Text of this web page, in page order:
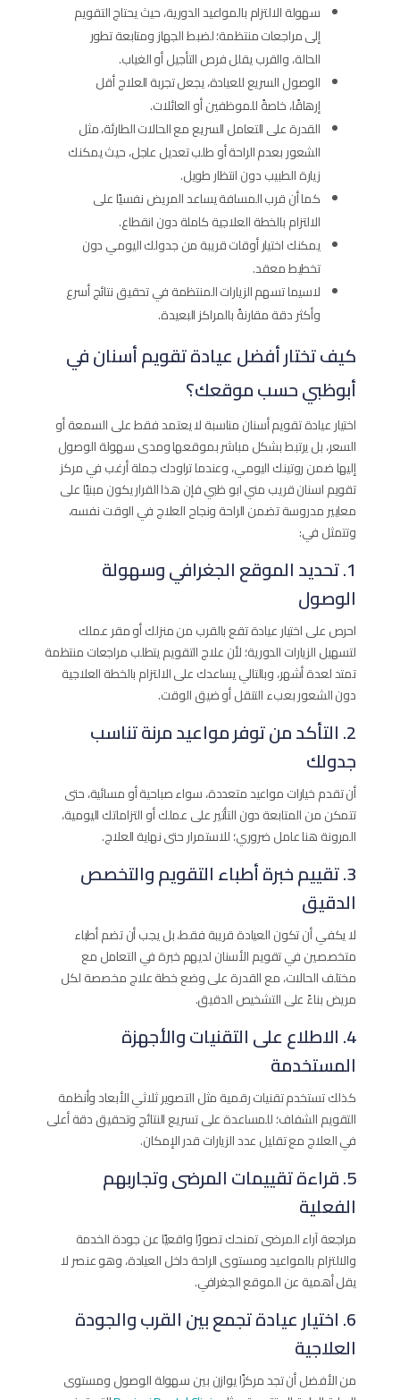
سهولة الالتزام بالمواعيد الدورية، حيث يحتاج التقويم
إلى مراجعات منتظمة؛ لضبط الجهاز ومتابعة تطور
الحالة، والقرب يقلل فرص التأجيل أو الغياب.
الوصول السريع للعيادة، يجعل تجربة العلاج أقل
إرهاقًا، خاصةً للموظفين أو العائلات.
القدرة على التعامل السريع مع الحالات الطارئة، مثل
الشعور بعدم الراحة أو طلب تعديل عاجل، حيث يمكنك
زيارة الطبيب دون انتظار طويل.
كما أن قرب المسافة يساعد المريض نفسيًا على
الالتزام بالخطة العلاجية كاملة دون انقطاع.
يمكنك اختيار أوقات قريبة من جدولك اليومي دون
تخطيط معقد.
لاسيما تسهم الزيارات المنتظمة في تحقيق نتائج أسرع
وأكثر دقة مقارنةً بالمراكز البعيدة.
كيف تختار أفضل عيادة تقويم أسنان في
أبوظبي حسب موقعك؟
اختيار عيادة تقويم أسنان مناسبة لا يعتمد فقط على السمعة أو
السعر، بل يرتبط بشكل مباشر بموقعها ومدى سهولة الوصول
إليها ضمن روتينك اليومي، وعندما تراودك جملة أرغب في مركز
تقويم اسنان قريب مني ابو ظبي فإن هذا القرار يكون مبنيًا على
معايير مدروسة تضمن الراحة ونجاح العلاج في الوقت نفسه،
وتتمثل في:
1. تحديد الموقع الجغرافي وسهولة
الوصول
احرص على اختيار عيادة تقع بالقرب من منزلك أو مقر عملك
لتسهيل الزيارات الدورية؛ لأن علاج التقويم يتطلب مراجعات منتظمة
تمتد لعدة أشهر، وبالتالي يساعدك على الالتزام بالخطة العلاجية
دون الشعور بعبء التنقل أو ضيق الوقت.
2. التأكد من توفر مواعيد مرنة تناسب
جدولك
أن تقدم خيارات مواعيد متعددة، سواء صباحية أو مسائية، حتى
تتمكن من المتابعة دون التأثير على عملك أو التزاماتك اليومية،
المرونة هنا عامل ضروري؛ للاستمرار حتى نهاية العلاج.
3. تقييم خبرة أطباء التقويم والتخصص
الدقيق
لا يكفي أن تكون العيادة قريبة فقط، بل يجب أن تضم أطباء
متخصصين في تقويم الأسنان لديهم خبرة في التعامل مع
مختلف الحالات، مع القدرة على وضع خطة علاج مخصصة لكل
مريض بناءً على التشخيص الدقيق.
4. الاطلاع على التقنيات والأجهزة
المستخدمة
كذلك تستخدم تقنيات رقمية مثل التصوير ثلاثي الأبعاد وأنظمة
التقويم الشفاف؛ للمساعدة على تسريع النتائج وتحقيق دقة أعلى
في العلاج مع تقليل عدد الزيارات قدر الإمكان.
5. قراءة تقييمات المرضى وتجاربهم
الفعلية
مراجعة آراء المرضى تمنحك تصورًا واقعيًا عن جودة الخدمة
والالتزام بالمواعيد ومستوى الراحة داخل العيادة، وهو عنصر لا
يقل أهمية عن الموقع الجغرافي.
6. اختيار عيادة تجمع بين القرب والجودة
العلاجية
من الأفضل أن تجد مركزًا يوازن بين سهولة الوصول ومستوى